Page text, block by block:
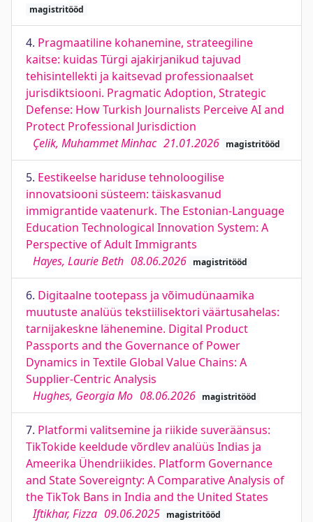
magistritööd
4. Pragmaatiline kohanemine, strateegiline
kaitse: kuidas Türgi ajakirjanikud tajuvad
tehisintellekti ja kaitsevad professionaalset
jurisdiktsiooni. Pragmatic Adoption, Strategic
Defense: How Turkish Journalists Perceive AI and
Protect Professional Jurisdiction
Çelik, Muhammet Minhac 21.01.2026 magistritööd
5. Eestikeelse hariduse tehnoloogilise
innovatsiooni süsteem: täiskasvanud
immigrantide vaatenurk. The Estonian-Language
Education Technological Innovation System: A
Perspective of Adult Immigrants
Hayes, Laurie Beth 08.06.2026 magistritööd
6. Digitaalne tootepass ja võimudünaamika
muutuste analüüs tekstiilisektori väärtusahelas:
tarnijakeskne lähenemine. Digital Product
Passports and the Governance of Power
Dynamics in Textile Global Value Chains: A
Supplier-Centric Analysis
Hughes, Georgia Mo 08.06.2026 magistritööd
7. Platformi valitsemine ja riikide suveräänsus:
TikTokide keeldude võrdlev analüüs Indias ja
Ameerika Ühendriikides. Platform Governance
and State Sovereignty: A Comparative Analysis of
the TikTok Bans in India and the United States
Iftikhar, Fizza 09.06.2025 magistritööd